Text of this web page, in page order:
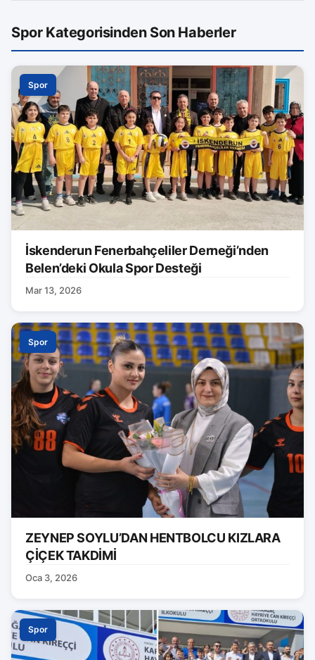
Spor Kategorisinden Son Haberler
Spor
İskenderun Fenerbahçeliler Derneği’nden
Belen’deki Okula Spor Desteği
Mar 13, 2026
Spor
ZEYNEP SOYLU’DAN HENTBOLCU KIZLARA
ÇİÇEK TAKDİMİ
Oca 3, 2026
Spor